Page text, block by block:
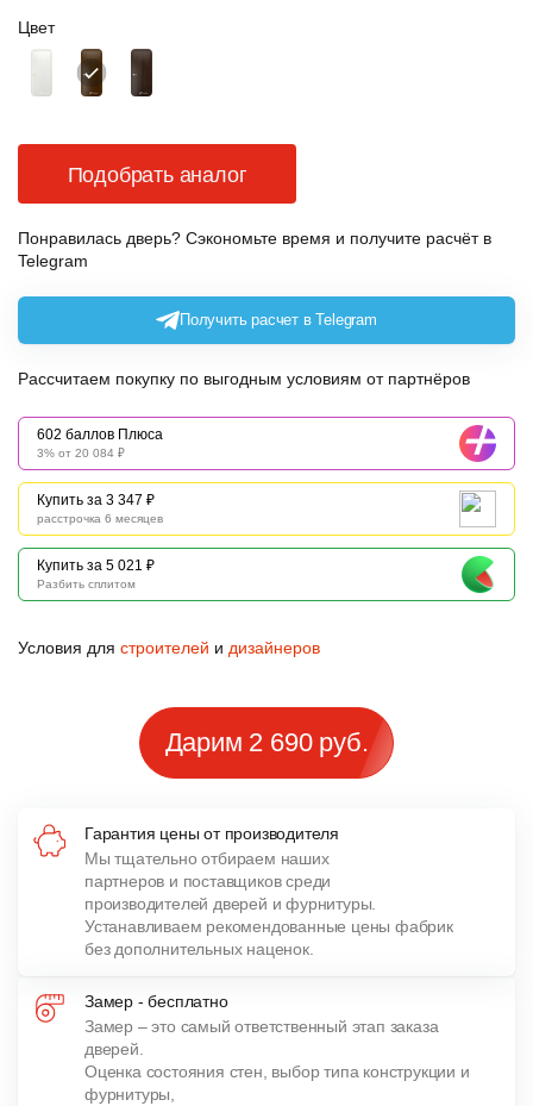
Цвет
Подобрать аналог
Понравилась дверь? Сэкономьте время и получите расчёт в
Telegram
Получить расчет в Telegram
Рассчитаем покупку по выгодным условиям от партнёров
602 баллов Плюса
3% от 20 084 ₽
Купить за 3 347 ₽
расстрочка 6 месяцев
Купить за 5 021 ₽
Разбить сплитом
Условия для строителей и дизайнеров
Дарим 2 690 руб.
Гарантия цены от производителя
Мы тщательно отбираем наших
партнеров и поставщиков среди
производителей дверей и фурнитуры.
Устанавливаем рекомендованные цены фабрик
без дополнительных наценок.
Замер - бесплатно
Замер – это самый ответственный этап заказа
дверей.
Оценка состояния стен, выбор типа конструкции и
фурнитуры,